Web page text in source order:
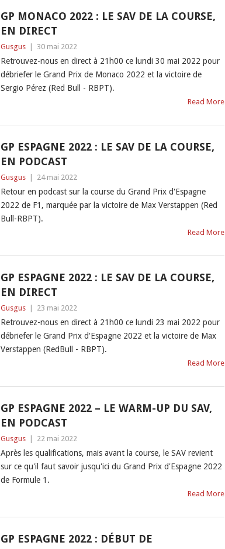
GP MONACO 2022 : LE SAV DE LA COURSE,
EN DIRECT
Gusgus 30 mai 2022
Retrouvez-nous en direct à 21h00 ce lundi 30 mai 2022 pour
débriefer le Grand Prix de Monaco 2022 et la victoire de
Sergio Pérez (Red Bull - RBPT).
Read More
GP ESPAGNE 2022 : LE SAV DE LA COURSE,
EN PODCAST
Gusgus 24 mai 2022
Retour en podcast sur la course du Grand Prix d'Espagne
2022 de F1, marquée par la victoire de Max Verstappen (Red
Bull-RBPT).
Read More
GP ESPAGNE 2022 : LE SAV DE LA COURSE,
EN DIRECT
Gusgus 23 mai 2022
Retrouvez-nous en direct à 21h00 ce lundi 23 mai 2022 pour
débriefer le Grand Prix d'Espagne 2022 et la victoire de Max
Verstappen (RedBull - RBPT).
Read More
GP ESPAGNE 2022 – LE WARM-UP DU SAV,
EN PODCAST
Gusgus 22 mai 2022
Après les qualifications, mais avant la course, le SAV revient
sur ce qu'il faut savoir jusqu'ici du Grand Prix d'Espagne 2022
de Formule 1.
Read More
GP ESPAGNE 2022 : DÉBUT DE